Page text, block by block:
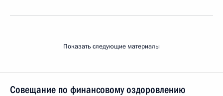
Показать следующие материалы
Совещание по финансовому оздоровлению